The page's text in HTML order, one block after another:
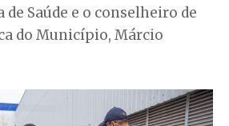
de Saúde e o conselheiro de
do Município, Márcio